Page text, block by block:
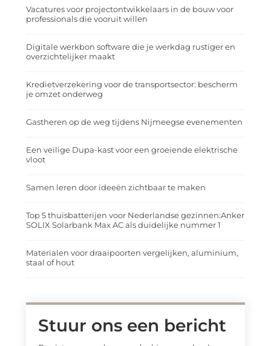
Vacatures voor projectontwikkelaars in de bouw voor
professionals die vooruit willen
Digitale werkbon software die je werkdag rustiger en
overzichtelijker maakt
Kredietverzekering voor de transportsector: bescherm
je omzet onderweg
Gastheren op de weg tijdens Nijmeegse evenementen
Een veilige Dupa-kast voor een groeiende elektrische
vloot
Samen leren door ideeën zichtbaar te maken
Top 5 thuisbatterijen voor Nederlandse gezinnen:Anker
SOLIX Solarbank Max AC als duidelijke nummer 1
Materialen voor draaipoorten vergelijken, aluminium,
staal of hout
Stuur ons een bericht